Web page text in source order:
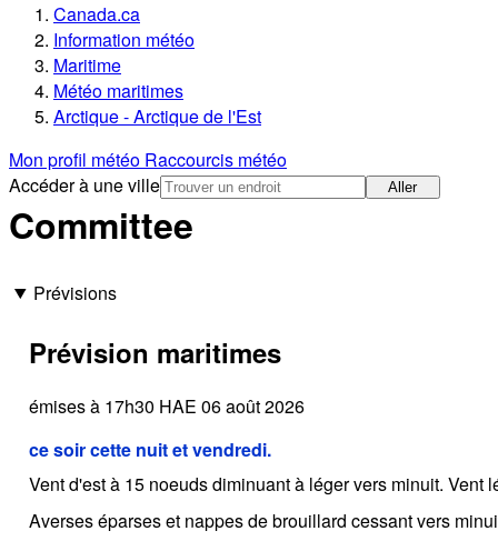
Canada.ca
Information météo
Maritime
Météo maritimes
Arctique - Arctique de l'Est
Mon profil météo Raccourcis météo
Accéder à une ville
Aller
Committee
Prévisions
Prévision maritimes
émises à 17h30 HAE 06 août 2026
ce soir cette nuit et vendredi.
Vent d'est à 15 noeuds diminuant à léger vers minuit. Vent
Averses éparses et nappes de brouillard cessant vers